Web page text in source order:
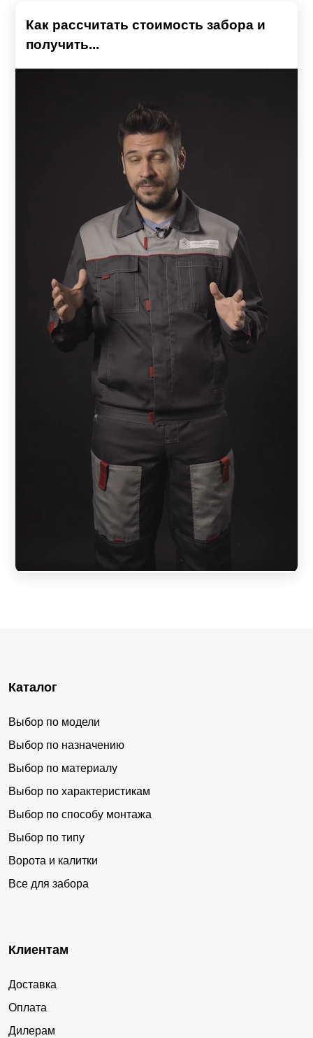
Как рассчитать стоимость забора и
получить...
Каталог
Выбор по модели
Выбор по назначению
Выбор по материалу
Выбор по характеристикам
Выбор по способу монтажа
Выбор по типу
Ворота и калитки
Все для забора
Клиентам
Доставка
Оплата
Дилерам